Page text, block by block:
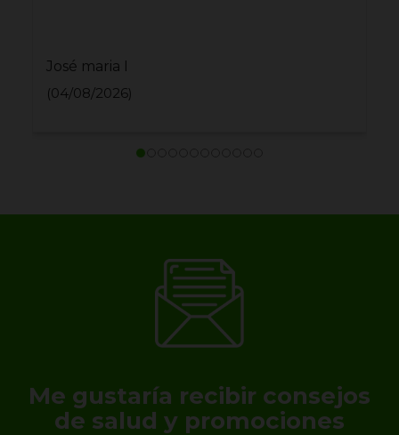
José maria I
(04/08/2026)
Me gustaría recibir consejos
de salud y promociones